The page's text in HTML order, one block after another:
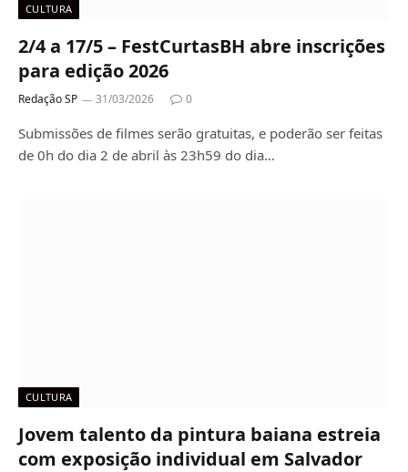
CULTURA
2/4 a 17/5 – FestCurtasBH abre inscrições
para edição 2026
Redação SP 31/03/2026 0
Submissões de filmes serão gratuitas, e poderão ser feitas
de 0h do dia 2 de abril às 23h59 do dia…
CULTURA
Jovem talento da pintura baiana estreia
com exposição individual em Salvador